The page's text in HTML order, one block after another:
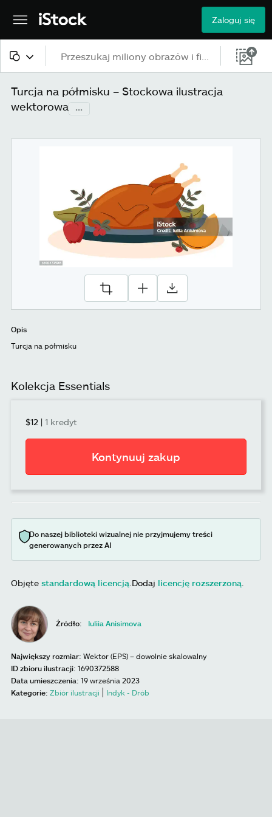
Zaloguj się
Cała zawartość
Obrazy
Zdjęcia
Grafiki wektorowe
Wideo
Turcja na półmisku – Stockowa ilustracja
wektorowa
...
Opis
Turcja na półmisku
Kolekcja Essentials
$12 | 1 kredyt
Kontynuuj zakup
Do naszej biblioteki wizualnej nie przyjmujemy treści
generowanych przez AI
Objęte standardową licencją Dodaj licencję rozszerzoną
Źródło: Iuliia Anisimova
Największy rozmiar: Wektor (EPS) – dowolnie skalowalny
ID zbioru ilustracji: 1690372588
Data umieszczenia: 19 września 2023
Kategorie: Zbiór ilustracji Indyk - Drób